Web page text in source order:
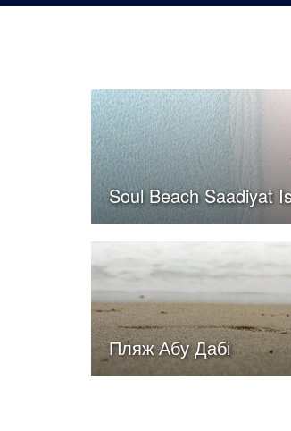
Soul Beach Saadiyat
Пляж Абу Дабі